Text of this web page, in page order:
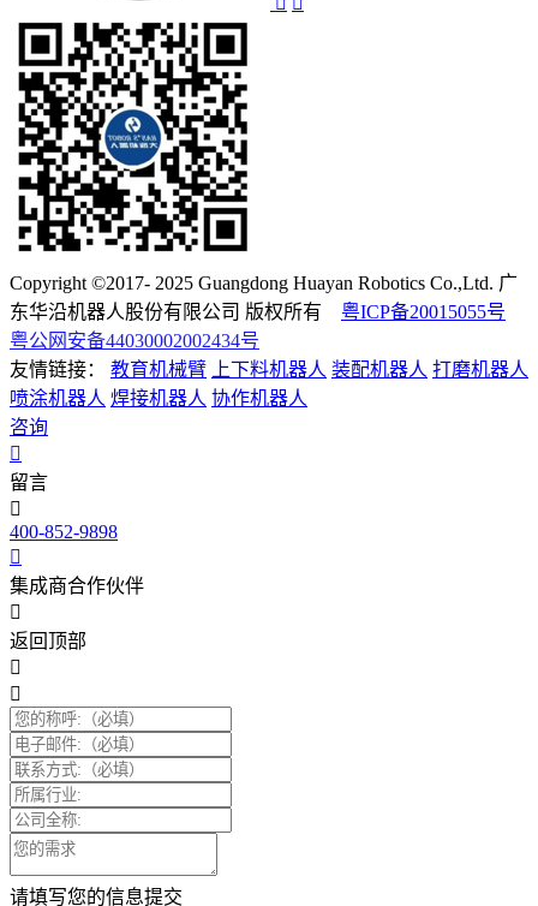
Copyright ©2017- 2025 Guangdong Huayan Robotics Co.,Ltd. 广
东华沿机器人股份有限公司 版权所有 粤ICP备20015055号
粤公网安备44030002002434号
友情链接：
教育机械臂 上下料机器人 装配机器人 打磨机器人
喷涂机器人 焊接机器人 协作机器人
咨询
留言
400-852-9898
集成商合作伙伴
返回顶部
请填写您的信息提交